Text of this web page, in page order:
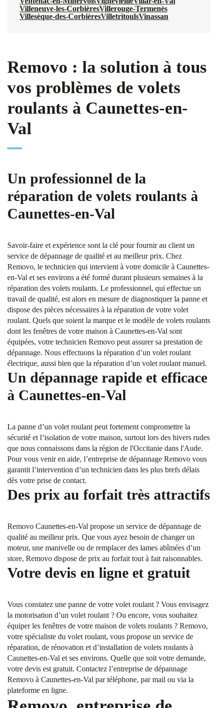
Villeneuve-les-CorbièresVillerouge-Termenès
Villesèque-des-CorbièresVilletritoulsVinassan
Removo : la solution à tous
vos problèmes de volets
roulants à Caunettes-en-
Val
Un professionnel de la
réparation de volets roulants à
Caunettes-en-Val
Savoir-faire et expérience sont la clé pour fournir au client un
service de dépannage de qualité et au meilleur prix. Chez
Removo, le technicien qui intervient à votre domicile à Caunettes-
en-Val et ses environs a été formé durant plusieurs semaines à la
réparation des volets roulants. Le professionnel, qui effectue un
travail de qualité, est alors en mesure de diagnostiquer la panne et
dispose des pièces nécessaires à la réparation de votre volet
roulant. Quels que soient la marque et le modèle de volets roulants
dont les fenêtres de votre maison à Caunettes-en-Val sont
équipées, votre technicien Removo peut assurer sa prestation de
dépannage. Nous effectuons la réparation d’un volet roulant
électrique, aussi bien que la réparation d’un volet roulant manuel.
Un dépannage rapide et efficace
à Caunettes-en-Val
La panne d’un volet roulant peut fortement compromettre la
sécurité et l’isolation de votre maison, surtout lors des hivers rudes
que nous connaissons dans la région de l'Occitanie dans l'Aude.
Pour vous venir en aide, l’entreprise de dépannage Removo vous
garantit l’intervention d’un technicien dans les plus brefs délais
dès votre prise de contact.
Des prix au forfait très attractifs
Removo Caunettes-en-Val propose un service de dépannage de
qualité au meilleur prix. Que vous ayez besoin de changer un
moteur, une manivelle ou de remplacer des lames abîmées d’un
store, Removo dispose de prix au forfait tout à fait raisonnables.
Votre devis en ligne et gratuit
Vous constatez une panne de votre volet roulant ? Vous envisagez
la motorisation d’un volet roulant ? Ou encore, vous souhaitez
équiper les fenêtres de votre maison de volets roulants ? Removo,
votre spécialiste du volet roulant, vous propose un service de
réparation, de rénovation et d’installation de volets roulants à
Caunettes-en-Val et ses environs. Quelle que soit votre demande,
votre devis est gratuit. Contactez l’entreprise de dépannage
Removo à Caunettes-en-Val par téléphone, par mail ou via la
plateforme en ligne.